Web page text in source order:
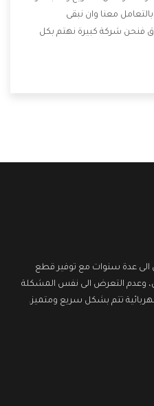
معنا وان نبقى
فنحن شركة كبيرة نهتم بكل
التى تكون من أهم
الى عدة سنوات مع توفير قطع
وعدم التعرض الى نفس المشكلة
تتم بشكل سريع ومتميز.